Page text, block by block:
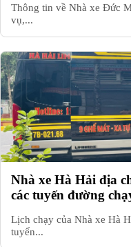
Thông tin về Nhà xe Đức
vụ,...
Nhà xe Hà Hải địa
các tuyến đường
Lịch chạy của Nhà xe Hà
tuyến...